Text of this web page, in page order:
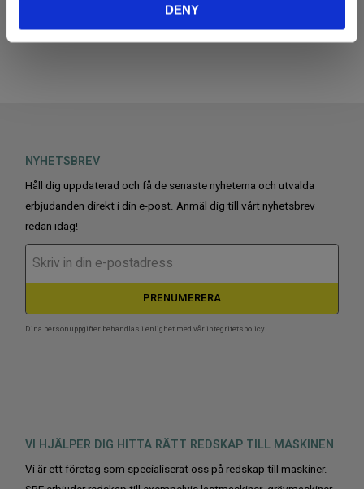
DENY
Lägg till i favoriter
NYHETSBREV
Håll dig uppdaterad och få de senaste nyheterna och utvalda
erbjudanden direkt i din e-post. Anmäl dig till vårt nyhetsbrev
redan idag!
PRENUMERERA
Dina personuppgifter behandlas i enlighet med vår integritetspolicy.
VI HJÄLPER DIG HITTA RÄTT REDSKAP TILL MASKINEN
Vi är ett företag som specialiserat oss på redskap till maskiner.